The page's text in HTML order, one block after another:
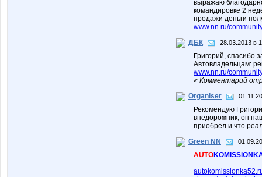
выражаю
командировке 2
продажи деньги
www.nn.ru/
ДБК
28.03.2013 в
Григорий, спасибо
Автовладельцам:
www.nn.ru/
« Комментарий
Organiser
Рекомендую
внедорожник, он
приобрел и что
Green NN
AUTO